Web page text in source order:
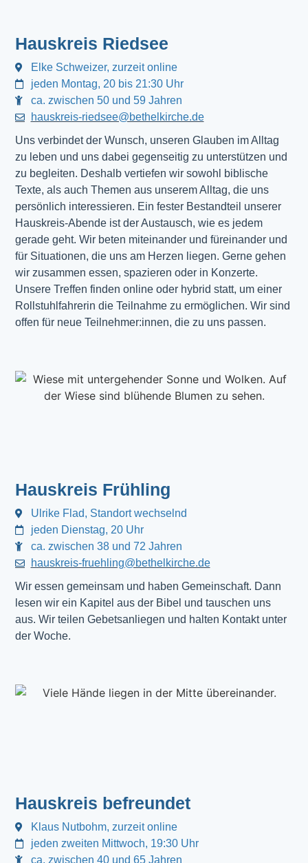
Hauskreis Riedsee
Elke Schweizer, zurzeit online
jeden Montag, 20 bis 21:30 Uhr
ca. zwischen 50 und 59 Jahren
hauskreis-riedsee@bethelkirche.de
Uns verbindet der Wunsch, unseren Glauben im Alltag
zu leben und uns dabei gegenseitig zu unterstützen und
zu begleiten. Deshalb vertiefen wir sowohl biblische
Texte, als auch Themen aus unserem Alltag, die uns
persönlich interessieren. Ein fester Bestandteil unserer
Hauskreis-Abende ist der Austausch, wie es jedem
gerade geht. Wir beten miteinander und füreinander und
für Situationen, die uns am Herzen liegen. Gerne gehen
wir zusammen essen, spazieren oder in Konzerte.
Unsere Treffen finden online oder hybrid statt, um einer
Rollstuhlfahrerin die Teilnahme zu ermöglichen. Wir sind
offen für neue Teilnehmer:innen, die zu uns passen.
Hauskreis Frühling
Ulrike Flad, Standort wechselnd
jeden Dienstag, 20 Uhr
ca. zwischen 38 und 72 Jahren
hauskreis-fruehling@bethelkirche.de
Wir essen gemeinsam und haben Gemeinschaft. Dann
lesen wir ein Kapitel aus der Bibel und tauschen uns
aus. Wir teilen Gebetsanliegen und halten Kontakt unter
der Woche.
Hauskreis befreundet
Klaus Nutbohm, zurzeit online
jeden zweiten Mittwoch, 19:30 Uhr
ca. zwischen 40 und 65 Jahren